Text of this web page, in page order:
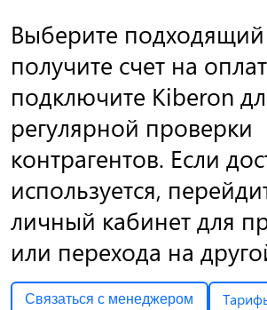
Выберите
получите счет на
подключите Kiberon
регулярной проверки
контрагентов. Если
используется,
личный кабинет для
или перехода на
Связаться с менеджером